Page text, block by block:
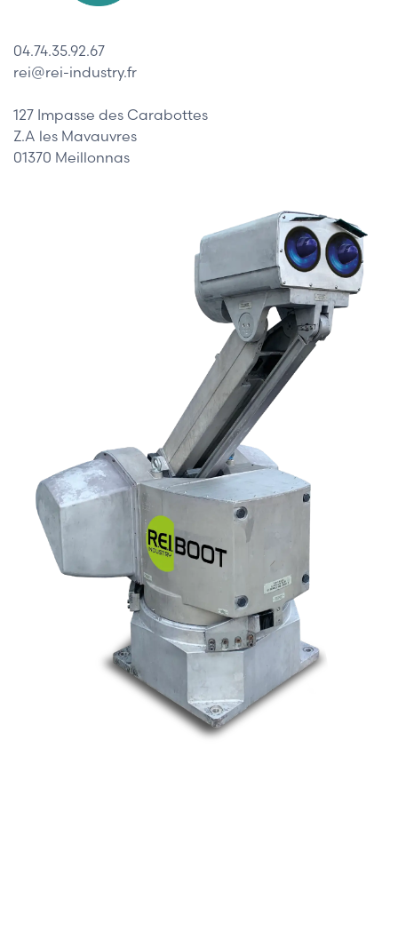
04.74.35.92.67
rei@rei-industry.fr
127 Impasse des Carabottes
Z.A les Mavauvres
01370 Meillonnas